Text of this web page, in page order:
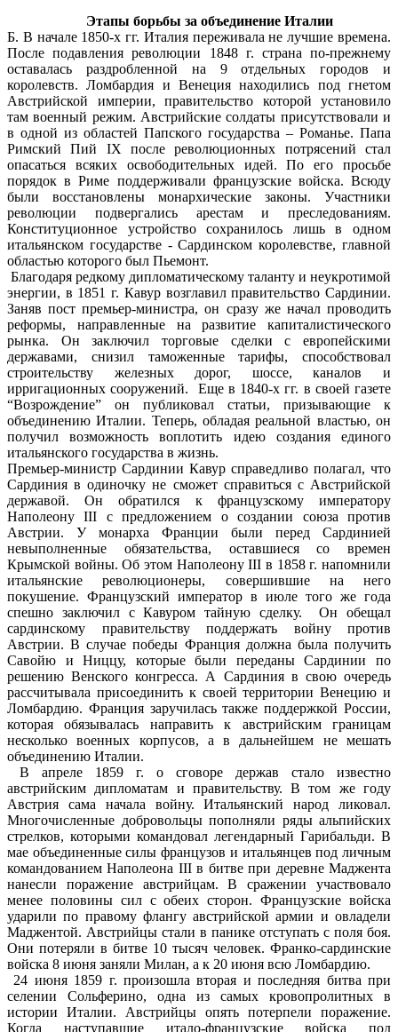
Этапы борьбы за объединение Италии
Б. В начале 1850-х гг. Италия переживала не лучшие времена.
После подавления революции 1848 г. страна по-прежнему
оставалась раздробленной на 9 отдельных городов и
королевств. Ломбардия и Венеция находились под гнетом
Австрийской империи, правительство которой установило
там военный режим. Австрийские солдаты присутствовали и
в одной из областей Папского государства – Романье. Папа
Римский Пий IX после революционных потрясений стал
опасаться всяких освободительных идей. По его просьбе
порядок в Риме поддерживали французские войска. Всюду
были восстановлены монархические законы. Участники
революции подвергались арестам и преследованиям.
Конституционное устройство сохранилось лишь в одном
итальянском государстве - Сардинском королевстве, главной
областью которого был Пьемонт.
Благодаря редкому дипломатическому таланту и неукротимой
энергии, в 1851 г. Кавур возглавил правительство Сардинии.
Заняв пост премьер-министра, он сразу же начал проводить
реформы, направленные на развитие капиталистического
рынка. Он заключил торговые сделки с европейскими
державами, снизил таможенные тарифы, способствовал
строительству железных дорог, шоссе, каналов и
ирригационных сооружений. Еще в 1840-х гг. в своей газете
“Возрождение” он публиковал статьи, призывающие к
объединению Италии. Теперь, обладая реальной властью, он
получил возможность воплотить идею создания единого
итальянского государства в жизнь.
Премьер-министр Сардинии Кавур справедливо полагал, что
Сардиния в одиночку не сможет справиться с Австрийской
державой. Он обратился к французскому императору
Наполеону III с предложением о создании союза против
Австрии. У монарха Франции были перед Сардинией
невыполненные обязательства, оставшиеся со времен
Крымской войны. Об этом Наполеону III в 1858 г. напомнили
итальянские революционеры, совершившие на него
покушение. Французский император в июле того же года
спешно заключил с Кавуром тайную сделку. Он обещал
сардинскому правительству поддержать войну против
Австрии. В случае победы Франция должна была получить
Савойю и Ниццу, которые были переданы Сардинии по
решению Венского конгресса. А Сардиния в свою очередь
рассчитывала присоединить к своей территории Венецию и
Ломбардию. Франция заручилась также поддержкой России,
которая обязывалась направить к австрийским границам
несколько военных корпусов, а в дальнейшем не мешать
объединению Италии.
В апреле 1859 г. о сговоре держав стало известно
австрийским дипломатам и правительству. В том же году
Австрия сама начала войну. Итальянский народ ликовал.
Многочисленные добровольцы пополняли ряды альпийских
стрелков, которыми командовал легендарный Гарибальди. В
мае объединенные силы французов и итальянцев под личным
командованием Наполеона III в битве при деревне Маджента
нанесли поражение австрийцам. В сражении участвовало
менее половины сил с обеих сторон. Французские войска
ударили по правому флангу австрийской армии и овладели
Маджентой. Австрийцы стали в панике отступать с поля боя.
Они потеряли в битве 10 тысяч человек. Франко-сардинские
войска 8 июня заняли Милан, а к 20 июня всю Ломбардию.
24 июня 1859 г. произошла вторая и последняя битва при
селении Сольферино, одна из самых кровопролитных в
истории Италии. Австрийцы опять потерпели поражение.
Когда наступавшие итало-французские войска под